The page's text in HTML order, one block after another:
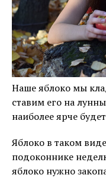
Наше яблоко мы
ставим его на
наиболее ярче
Яблоко в таком
подоконнике
яблоко нужно